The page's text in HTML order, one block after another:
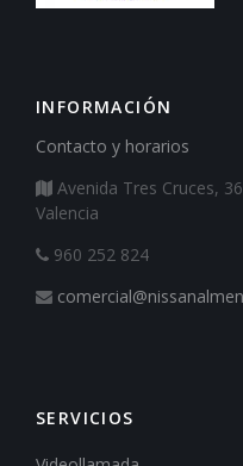
INFORMACIÓN
Contacto y horarios
Avenida Tres Cruces,
Valencia
960 252 824
SERVICIOS